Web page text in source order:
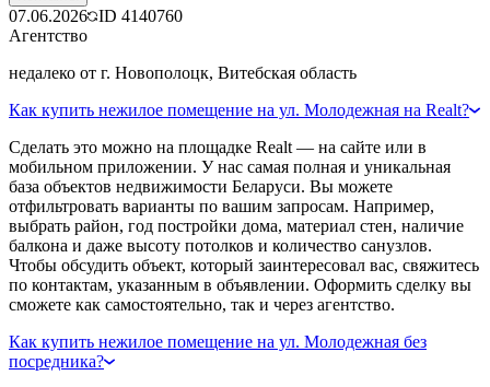
07.06.2026 ID 4140760
Агентство
недалеко от г. Новополоцк, Витебская область
Как купить нежилое помещение на ул. Молодежная на Realt?
Сделать это можно на площадке Realt — на сайте или в
мобильном приложении. У нас самая полная и уникальная
база объектов недвижимости Беларуси. Вы можете
отфильтровать варианты по вашим запросам. Например,
выбрать район, год постройки дома, материал стен, наличие
балкона и даже высоту потолков и количество санузлов.
Чтобы обсудить объект, который заинтересовал вас, свяжитесь
по контактам, указанным в объявлении. Оформить сделку вы
сможете как самостоятельно, так и через агентство.
Как купить нежилое помещение на ул. Молодежная без
посредника?